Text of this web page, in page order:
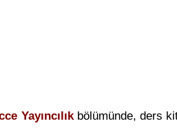
Yayıncılıkbölümünde, ders